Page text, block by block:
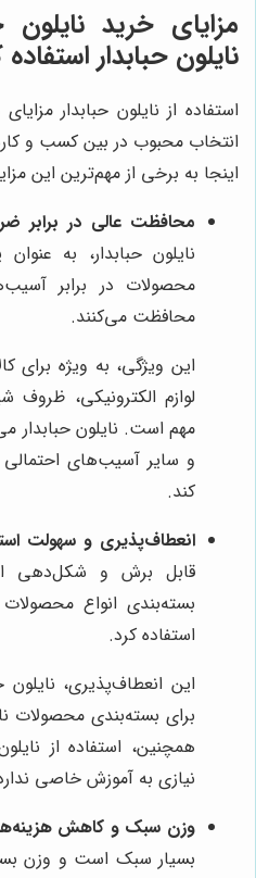
مزایای خرید نایلون
نایلون حبابدار
استفاده از نایلون حبابدار
انتخاب محبوب در بین کسب و
اینجا به برخی از مهم‌ترین این
محافظت عالی در برابر
نایلون حبابدار، به
محصولات در برابر
محافظت می‌کنند.
این ویژگی، به ویژه برای
لوازم الکترونیکی،
مهم است. نایلون حبابدار
و سایر آسیب‌های
کند.
انعطاف‌پذیری و سهولت
قابل برش و شکل‌دهی
بسته‌بندی انواع
استفاده کرد.
این انعطاف‌پذیری، نایلون
برای بسته‌بندی محصولات
همچنین، استفاده از
نیازی به آموزش خاصی
وزن سبک و کاهش
بسیار سبک است و وزن